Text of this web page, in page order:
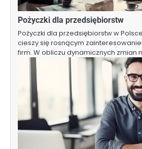
Pożyczki dla przedsiębiorstw
Pożyczki dla przedsiębiorstw w
cieszy się rosnącym
firm. W obliczu dynamicznych zmian